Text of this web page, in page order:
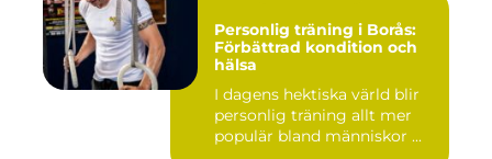
Personlig träning i Borås:
Förbättrad kondition och
hälsa
I dagens hektiska värld blir
personlig träning allt mer
populär bland människor ...